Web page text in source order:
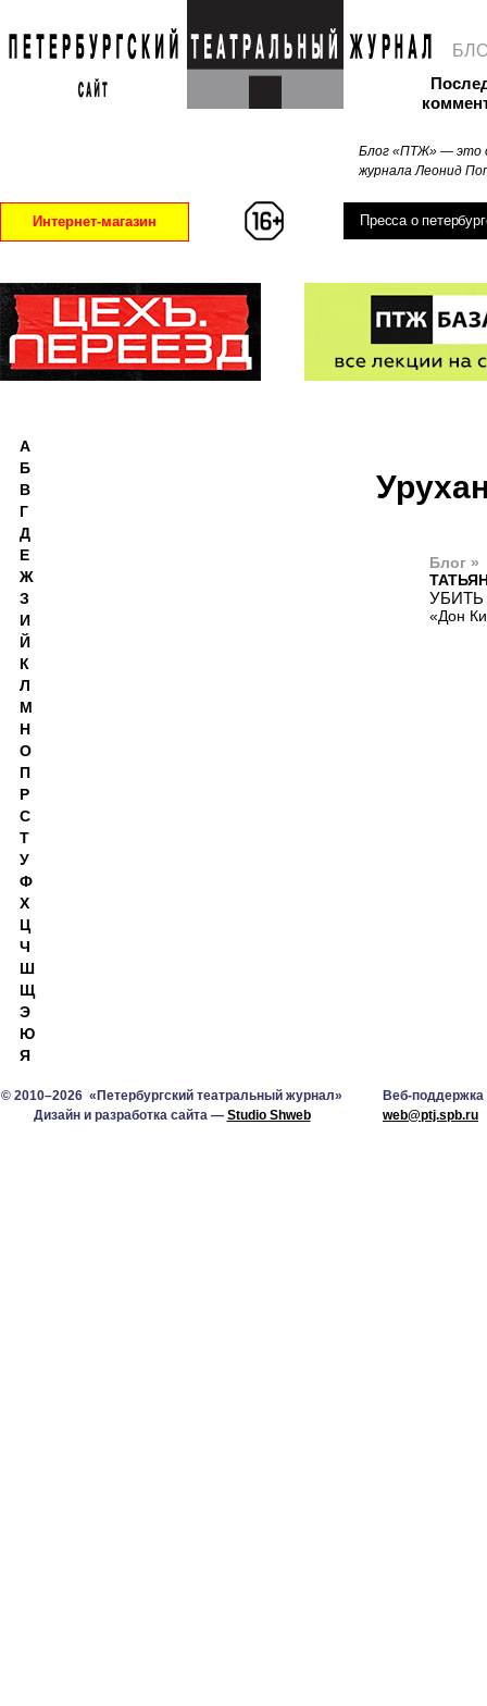
Блог «ПТЖ» — это
журнала Леонид
Интернет-магазин Пресса о
Блог »
«Дон
А
Б
В
Г
Д
Е
Ж
З
И
Й
К
Л
М
Н
О
П
Р
С
Т
У
Ф
Х
Ц
Ч
Ш
Щ
Э
Ю
Я
© 2010–2026 «Петербургский театральный журнал»
Дизайн и разработка сайта — Studio Shweb
Веб-поддержка
web@ptj.spb.ru